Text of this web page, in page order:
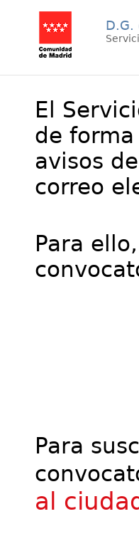
D.G.
El
de
avisos de
correo
Para
Para
al